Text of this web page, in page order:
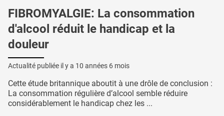
FIBROMYALGIE: La consommation
d'alcool réduit le handicap et la
douleur
Actualité publiée il y a 10 années 6 mois
Cette étude britannique aboutit à une drôle de conclusion :
La consommation régulière d’alcool semble réduire
considérablement le handicap chez les ...